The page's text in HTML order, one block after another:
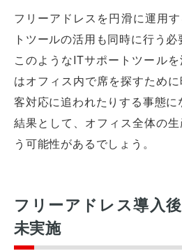
フリーアドレスを円滑に運用
トツールの活用も同時に行う必
このようなITサポートツール
はオフィス内で席を探すため
客対応に追われたりする事態に
結果として、オフィス全体の
う可能性があるでしょう。
フリーアドレス導入
未実施